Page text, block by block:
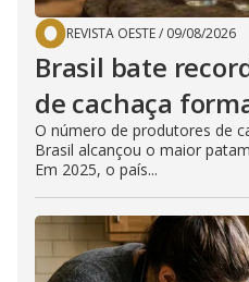
REVISTA OESTE/ 09/08/2026
Brasil bate
de cachaça
O número de produtores de
Brasil alcançou o maior
Em 2025, o país...